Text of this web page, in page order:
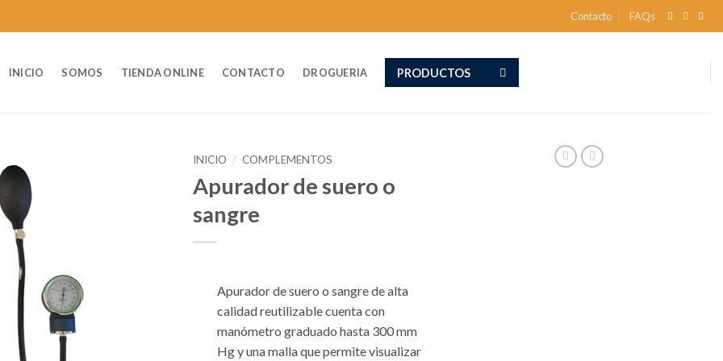
Contacto FAQs
INICIO SOMOS TIENDA ONLINE CONTACTO DROGUERIA PRODUCTOS
INICIO / COMPLEMENTOS
Apurador de suero o
sangre
Apurador de suero o sangre de alta
calidad reutilizable cuenta con
manómetro graduado hasta 300 mm
Hg y una malla que permite visualizar